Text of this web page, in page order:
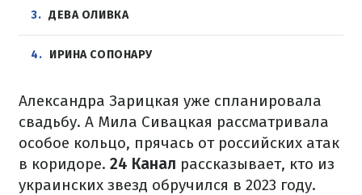
3 ДЕВА ОЛИВКА
4 ИРИНА СОПОНАРУ
Александра Зарицкая уже спланировала
свадьбу. А Мила Сивацкая рассматривала
особое кольцо, прячась от российских атак
в коридоре. 24 Канал рассказывает, кто из
украинских звезд обручился в 2023 году.